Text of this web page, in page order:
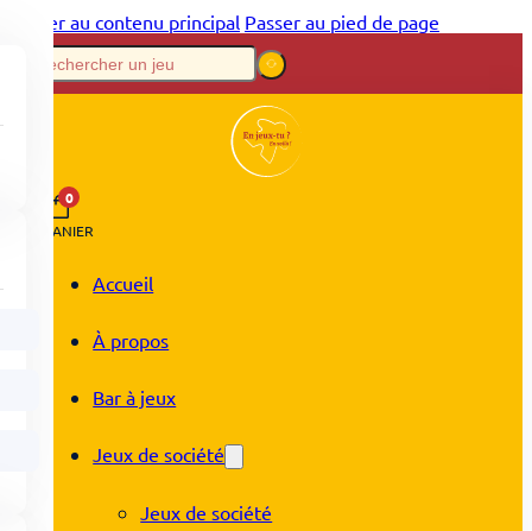
Passer au contenu principal Passer au pied de page
0
PANIER
Accueil
À propos
Bar à jeux
Jeux de société
Jeux de société